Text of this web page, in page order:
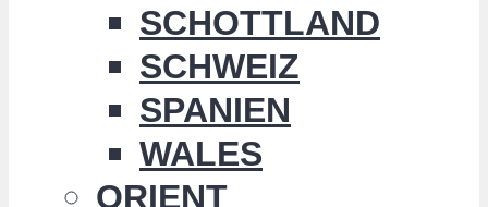
SCHOTTLAND
SCHWEIZ
SPANIEN
WALES
ORIENT